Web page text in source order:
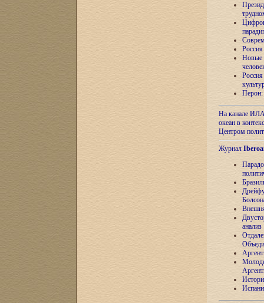
Новые
Перон:
На канале
океан в
Центром
Журнал
анализ